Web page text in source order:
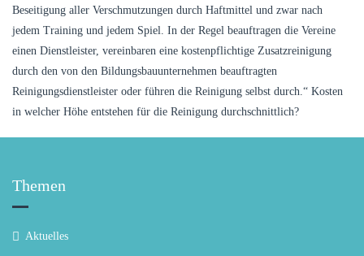
Beseitigung aller Verschmutzungen durch Haftmittel und zwar nach
jedem Training und jedem Spiel. In der Regel beauftragen die Vereine
einen Dienstleister, vereinbaren eine kostenpflichtige Zusatzreinigung
durch den von den Bildungsbauunternehmen beauftragten
Reinigungsdienstleister oder führen die Reinigung selbst durch.“ Kosten
in welcher Höhe entstehen für die Reinigung durchschnittlich?
Themen
Aktuelles